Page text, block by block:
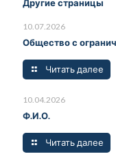
Другие страницы
10.07.2026
Общество с
Читать далее
10.04.2026
Ф.И.О.
Читать далее